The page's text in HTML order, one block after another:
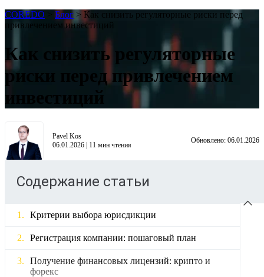
COREDO
Блог > Как снизить регуляторные риски перед
привлечением инвестиций
Как снизить регуляторные
риски перед привлечением
инвестиций
Pavel Kos
06.01.2026 | 11 мин чтения
Обновлено: 06.01.2026
Содержание статьи
Критерии выбора юрисдикции
Регистрация компании: пошаговый план
Получение финансовых лицензий: крипто и
форекс